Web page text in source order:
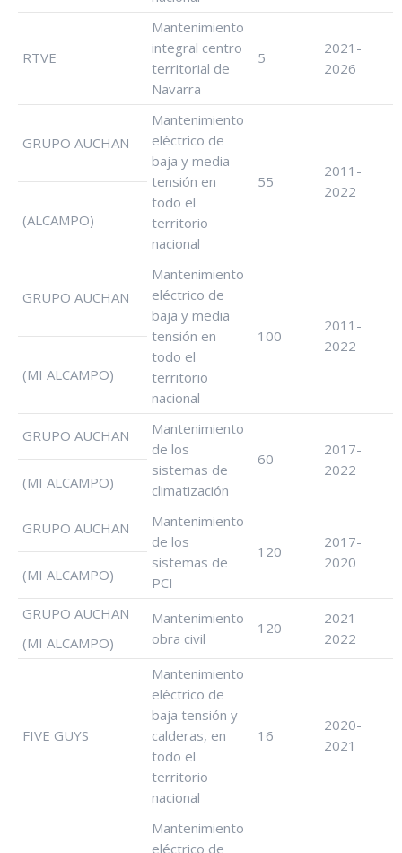
RTVE
Mantenimiento
integral centro
territorial de
Navarra
5
2021-
2026
GRUPO AUCHAN
Mantenimiento
eléctrico de
baja y media
tensión en
todo el
territorio
nacional
55
2011-
2022
(ALCAMPO)
GRUPO AUCHAN
Mantenimiento
eléctrico de
baja y media
tensión en
todo el
territorio
nacional
100
2011-
2022
(MI ALCAMPO)
GRUPO AUCHAN
Mantenimiento
de los
sistemas de
climatización
60
2017-
2022
(MI ALCAMPO)
GRUPO AUCHAN
Mantenimiento
de los
sistemas de
PCI
120
2017-
2020
(MI ALCAMPO)
GRUPO AUCHAN
(MI ALCAMPO)
Mantenimiento
obra civil
120
2021-
2022
FIVE GUYS
Mantenimiento
eléctrico de
baja tensión y
calderas, en
todo el
territorio
nacional
16
2020-
2021
Mantenimiento
eléctrico de